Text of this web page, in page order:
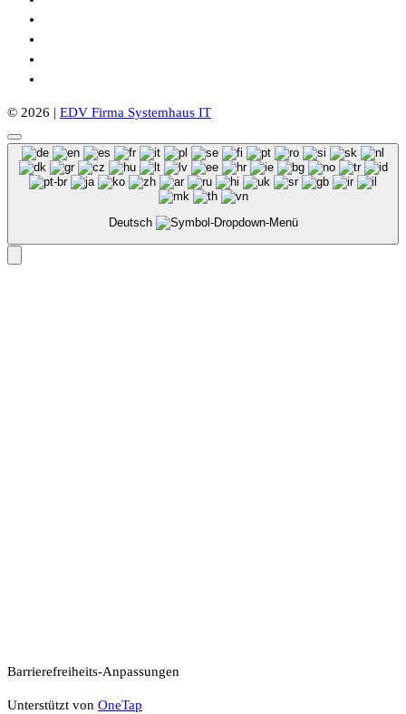
© 2026 | EDV Firma Systemhaus IT
Deutsch
Barrierefreiheits-Anpassungen
Unterstützt von OneTap